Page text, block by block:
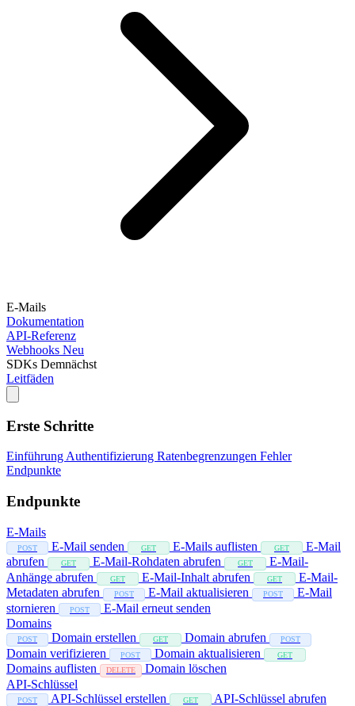
E-Mails
Dokumentation
API-Referenz
Webhooks Neu
SDKs Demnächst
Leitfäden
Erste Schritte
Einführung Authentifizierung Ratenbegrenzungen Fehler
Endpunkte
Endpunkte
E-Mails
POST E-Mail senden GET E-Mails auflisten GET
E-Mail
abrufen
GET E-Mail-Rohdaten abrufen GET
E-Mail-
Anhänge abrufen
GET E-Mail-Inhalt abrufen GET
E-Mail-
Metadaten abrufen
POST E-Mail aktualisieren POST
E-Mail
stornieren
POST
E-Mail erneut senden
Domains
POST Domain erstellen GET Domain abrufen POST
Domain verifizieren POST Domain aktualisieren GET
Domains auflisten DELETE
Domain löschen
API-Schlüssel
POST API-Schlüssel erstellen GET API-Schlüssel abrufen